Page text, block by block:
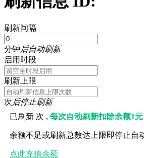
刷新间隔
分钟后自动刷新
启用时段
刷新上限
次后停止刷新
已刷新 次 ,每次自动刷新扣除余额1元
余额不足或刷新总数达上限即停止自
点此充值余额